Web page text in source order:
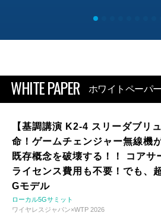
WHITE PAPER ホワイトペーパー
【基調講演 K2-4 スリーダブリ
命！ゲームチェンジャー無線機
既存概念を破壊する！！ コアサ
ライセンス費用も不要！でも、
Gモデル
ローカル5Gサミット
ワイヤレスジャパン×WTP 2026